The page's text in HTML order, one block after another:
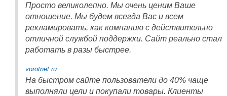
Просто великолепно. Мы очень ценим Ваше
отношение. Мы будем всегда Вас и всем
рекламировать, как компанию с действительно
отличной службой поддержки. Сайт реально стал
работать в разы быстрее.
vorotnet.ru
На быстром сайте пользователи до 40% чаще
выполняли цели и покупали товары. Клиенты